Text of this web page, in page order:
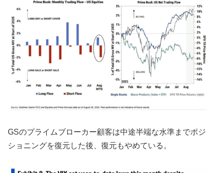
GSのプライムブローカー顧客は中途半端な水準までポジ
ショニングを復元した後、復元もやめている。